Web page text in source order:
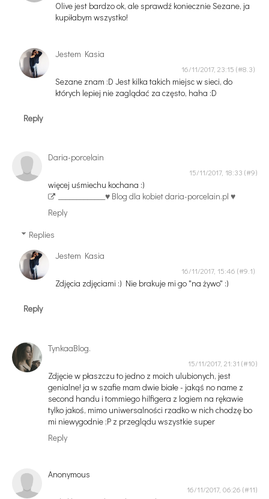
Olive jest bardzo ok, ale sprawdź koniecznie Sezane, ja
kupiłabym wszystko!
Jestem Kasia
16/11/2017, 23:15
Sezane znam :D Jest kilka takich miejsc w sieci, do
których lepiej nie zaglądać za często, haha :D
Reply
Daria-porcelain
15/11/2017, 18:33
więcej uśmiechu kochana :)
♥ Blog dla kobiet daria-porcelain.pl ♥
Reply
Replies
Jestem Kasia
16/11/2017, 15:46
Zdjęcia zdjęciami :) Nie brakuje mi go "na żywo" :)
Reply
TynkaaBlog.
15/11/2017, 21:31
Zdjęcie w płaszczu to jedno z moich ulubionych, jest
genialne! ja w szafie mam dwie białe - jakąś no name z
second handu i tommiego hilfigera z logiem na rękawie
tylko jakoś, mimo uniwersalności rzadko w nich chodzę bo
mi niewygodnie ;P z przeglądu wszystkie super
Reply
Anonymous
16/11/2017, 06:26